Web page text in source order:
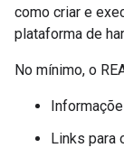
como criar e
plataforma de
No mínimo, o
Links para